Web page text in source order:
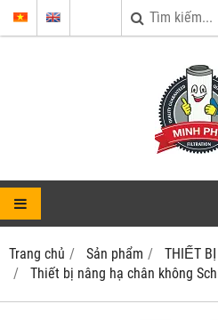
Trang chủ Sản phẩm
THIẾT
Thiết bị nâng hạ chân không